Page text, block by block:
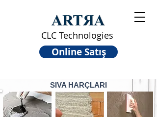
CLC Technologies
Online Satış
SIVA HARÇLARI